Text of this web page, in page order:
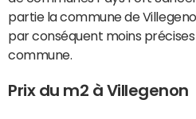
partie la commune de
par conséquent moins
commune.
Prix du m2 à Villegenon